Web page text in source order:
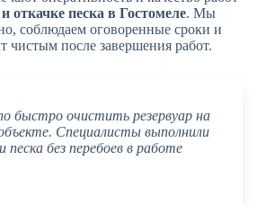
откачке песка в Гостомеле. Мы
соблюдаем оговоренные сроки и
чистым после завершения работ.
быстро очистить резервуар на
Специалисты выполнили
песка без перебоев в работе